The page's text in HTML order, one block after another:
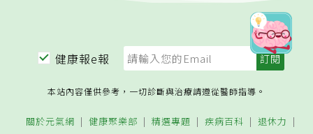
健康報e報
本站內容僅供參考，一切診斷與治療請遵從醫師指導。
關於元氣網 健康聚樂部 精選專題 疾病百科 退休力